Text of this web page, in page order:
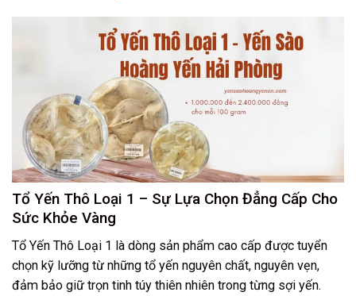
Tổ Yến Thô Loại 1 – Sự Lựa Chọn Đẳng Cấp Cho
Sức Khỏe Vàng
Tổ Yến Thô Loại 1 là dòng sản phẩm cao cấp được tuyển
chọn kỹ lưỡng từ những tổ yến nguyên chất, nguyên vẹn,
đảm bảo giữ trọn tinh túy thiên nhiên trong từng sợi yến.